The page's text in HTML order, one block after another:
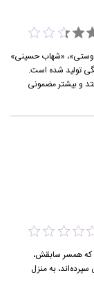
«شهاب حسینی»
تولید شده است.
بعد اتفاق می‌افتد و بیشتر مضمونی
که همسر سابقش،
به منزل